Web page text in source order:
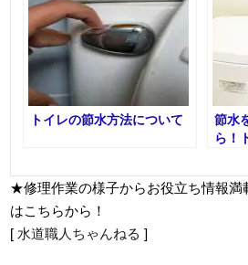
トイレの節水方法について
節水
ら！
★修理作業の様子からお役立ち情報満
はこちらから！
[ 水道職人ちゃんねる ]